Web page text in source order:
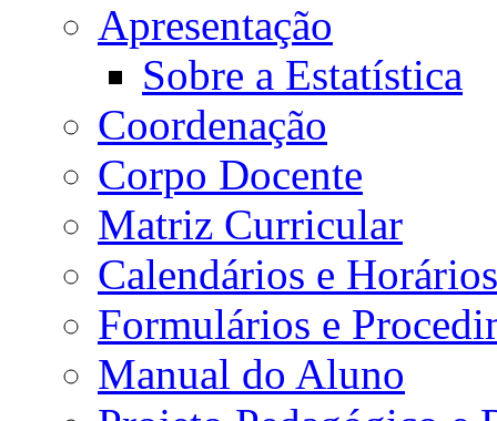
Apresentação
Sobre a Estatística
Coordenação
Corpo Docente
Matriz Curricular
Calendários e Horários
Formulários e
Manual do Aluno